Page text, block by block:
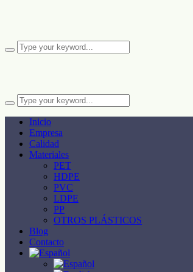
Inicio
Empresa
Calidad
Materiales
PET
HDPE
PVC
LDPE
PP
OTROS PLÁSTICOS
Blog
Contacto